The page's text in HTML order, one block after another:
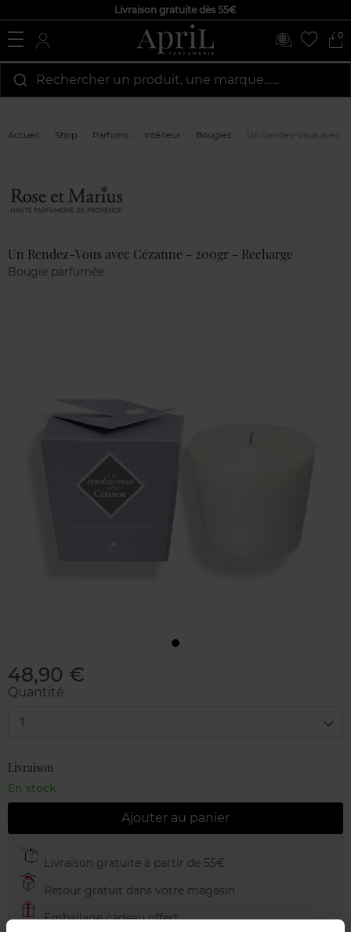
Livraison gratuite dès 55€
0
Rechercher un produit, une marque…...
Accueil Shop Parfums Intérieur Bougies Un Rendez-Vous avec
Un Rendez-Vous avec Cézanne - 200gr - Recharge
Bougie parfumée
48,90 €
Quantité
1
Livraison
En stock
Ajouter au panier
Livraison gratuite à partir de 55€
Retour gratuit dans votre magasin
Emballage cadeau offert